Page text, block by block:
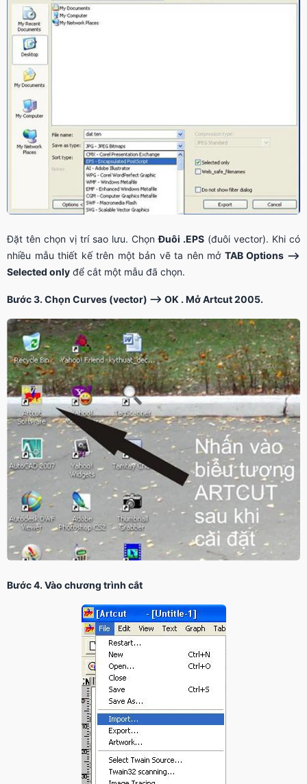
Đặt tên chọn vị trí sao lưu. ChọnĐuôi .EPS (đuôi vector). Khi có
nhiều mẫu thiết kế trên một bản vẽ ta nên mở TAB Options —>
Selected only để cắt một mẫu đã chọn.
Bước 3. Chọn Curves (vector) —> OK . Mở Artcut 2005.
Bước 4. Vào chương trình cắt